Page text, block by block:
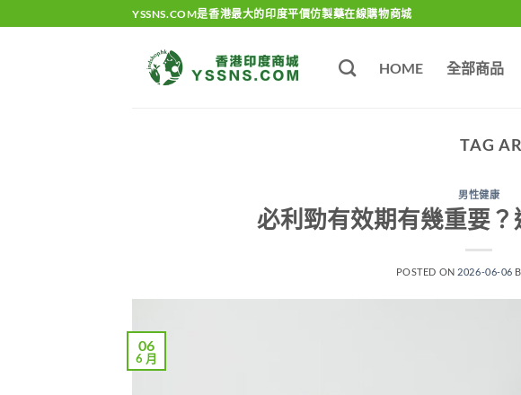
to
YSSNS.COM是香港最大的印度平價仿製藥在線購物商城
HOME 全部商品
TAG
男性健康
必利勁有效期有幾重要？
POSTED ON 2026-06-06
06
6 月